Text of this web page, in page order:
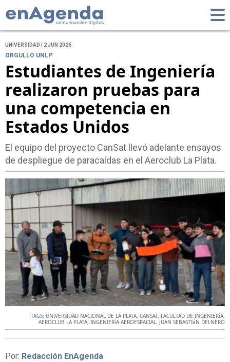
UNIVERSIDAD | 2 JUN 2026
ORGULLO UNLP
Estudiantes de Ingeniería
realizaron pruebas para
una competencia en
Estados Unidos
El equipo del proyecto CanSat llevó adelante ensayos
de despliegue de paracaídas en el Aeroclub La Plata.
TAGS: UNIVERSIDAD NACIONAL DE LA PLATA, CANSAT, FACULTAD DE INGENIERíA,
AEROCLUB LA PLATA, INGENIERíA AEROESPACIAL, JUAN SEBASTIáN DELNERO
Por: Redacción EnAgenda